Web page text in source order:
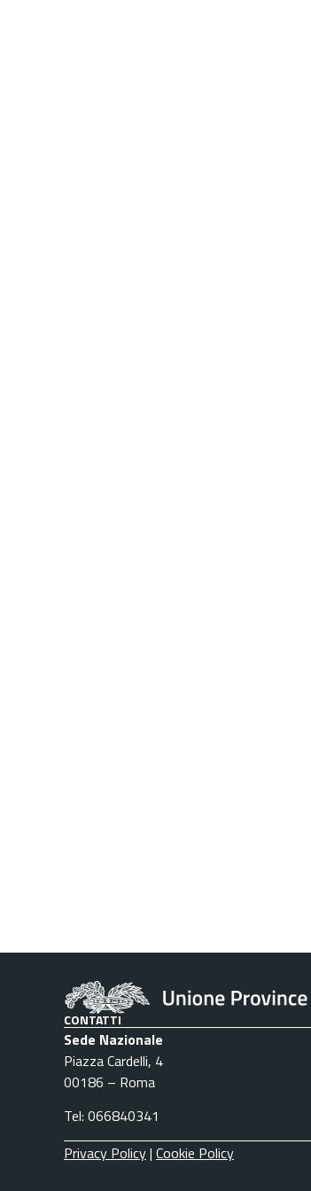
CONTATTI
Sede Nazionale
Piazza Cardelli, 4
00186 – Roma
Tel: 066840341
Privacy Policy| Cookie Policy